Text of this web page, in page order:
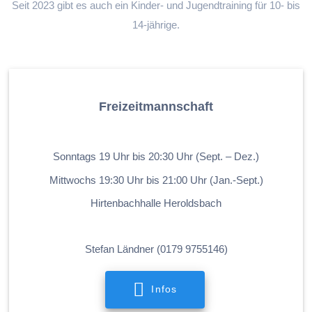
Seit 2023 gibt es auch ein Kinder- und Jugendtraining für 10- bis
14-jährige.
Freizeitmannschaft
Sonntags 19 Uhr bis 20:30 Uhr (Sept. – Dez.)
Mittwochs 19:30 Uhr bis 21:00 Uhr (Jan.-Sept.)
Hirtenbachhalle Heroldsbach
Stefan Ländner (0179 9755146)
Infos